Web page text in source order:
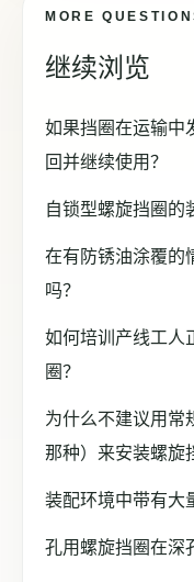
MORE
继续浏览
如果挡圈在运输中
回并继续使用？
自锁型螺旋挡圈的
在有防锈油涂覆的
吗？
如何培训产线工人
圈？
为什么不建议用常
那种）来安装螺旋
装配环境中带有大
孔用螺旋挡圈在深